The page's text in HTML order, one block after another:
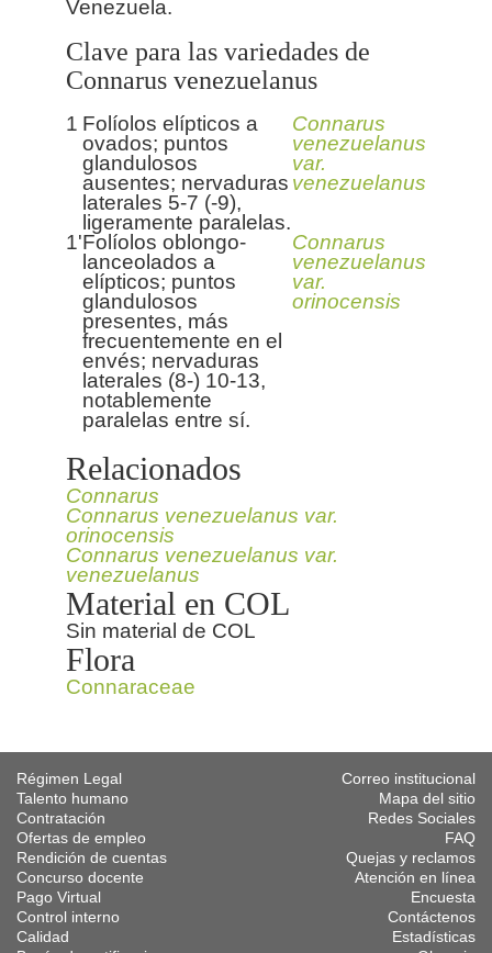
Clave para las variedades de
Connarus venezuelanus
1 Folíolos elípticos a
ovados; puntos
glandulosos
ausentes; nervaduras
laterales 5-7 (-9),
ligeramente paralelas.
Connarus
venezuelanus
var.
venezuelanus
1'Folíolos oblongo-
lanceolados a
elípticos; puntos
glandulosos
presentes, más
frecuentemente en el
envés; nervaduras
laterales (8-) 10-13,
notablemente
paralelas entre sí.
Connarus
venezuelanus
var.
orinocensis
Relacionados
Connarus
Connarus venezuelanus var.
orinocensis
Connarus venezuelanus var.
venezuelanus
Material en COL
Sin material de COL
Flora
Connaraceae
Régimen Legal
Talento humano
Contratación
Ofertas de empleo
Rendición de cuentas
Concurso docente
Pago Virtual
Control interno
Calidad
Correo institucional
Mapa del sitio
Redes Sociales
FAQ
Quejas y reclamos
Atención en línea
Encuesta
Contáctenos
Estadísticas